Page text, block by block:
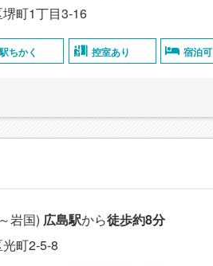
町1丁目3‐16
ちかく 控室あり 宿泊可
岩国) 広島駅から徒歩約8分
町2-5-8